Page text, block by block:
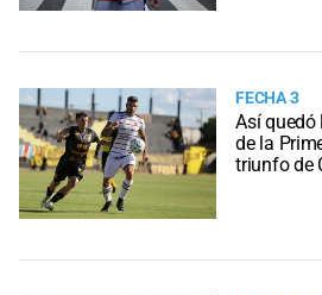
FECHA 3
Así quedó
de la
triunfo de